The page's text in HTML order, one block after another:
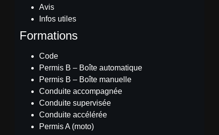
Avis
Infos utiles
Formations
Code
Permis B – Boîte automatique
Permis B – Boîte manuelle
Conduite accompagnée
Conduite supervisée
Conduite accélérée
Permis A (moto)